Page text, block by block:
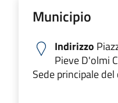
Municipio
Indirizzo
Pieve D'olmi
Sede principale